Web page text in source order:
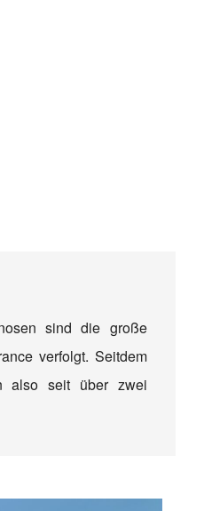
sind die große
verfolgt. Seitdem
also seit über zwei